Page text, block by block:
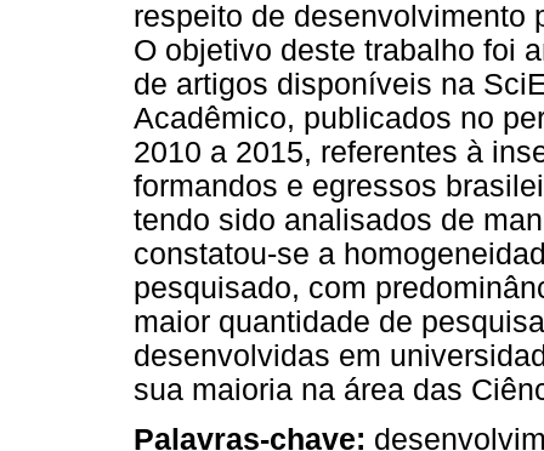
respeito de desenvolvimento
O objetivo deste trabalho foi
de artigos disponíveis na
Acadêmico, publicados no
2010 a 2015, referentes à
formandos e egressos
tendo sido analisados de
constatou-se a
pesquisado, com
maior quantidade de
desenvolvidas em
sua maioria na área das
Palavras-chave: